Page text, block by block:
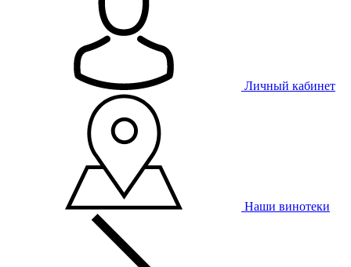
Личный кабинет
Наши винотеки